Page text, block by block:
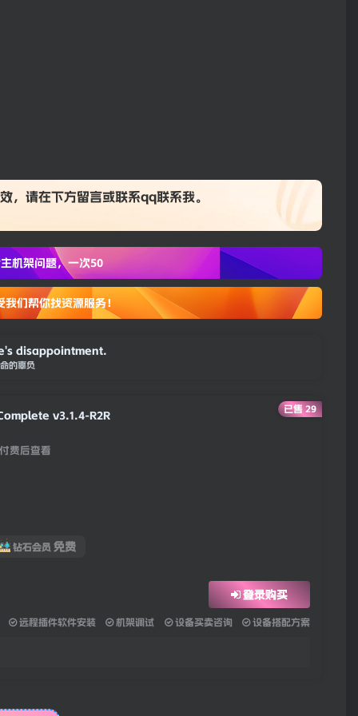
，请在下方留言或联系qq联系我。
机架问题，一次50
们帮你找资源服务！
disappointment.
的辜负
v3.1.4-R2R
费后查看
钻石会员 免费
登录购买
远程插件软件安装 机架调试 设备买卖咨询 设备搭配方案
已售 29